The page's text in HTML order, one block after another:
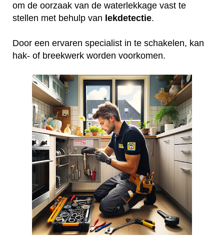
om de oorzaak van de waterlekkage vast te
stellen met behulp van lekdetectie.
Door een ervaren specialist in te schakelen, kan
hak- of breekwerk worden voorkomen.